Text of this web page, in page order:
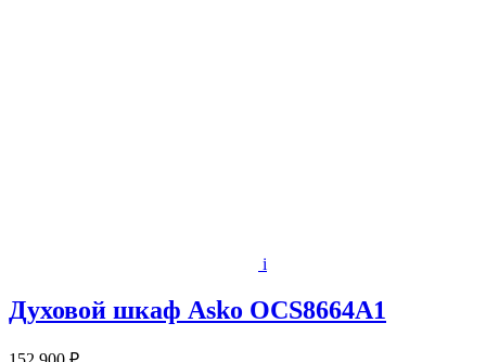
i
Духовой шкаф Asko OCS8664A1